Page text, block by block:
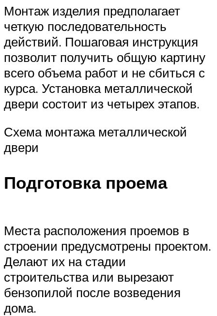
Монтаж изделия предполагает
четкую последовательность
действий. Пошаговая инструкция
позволит получить общую картину
всего объема работ и не сбиться с
курса. Установка металлической
двери состоит из четырех этапов.
Схема монтажа металлической
двери
Подготовка проема
Места расположения проемов в
строении предусмотрены проектом.
Делают их на стадии
строительства или вырезают
бензопилой после возведения
дома.